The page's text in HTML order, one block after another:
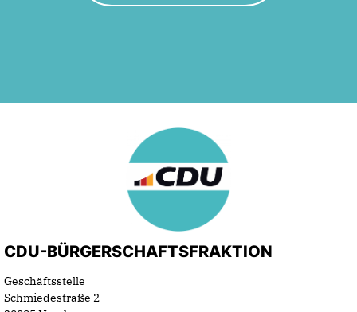
CDU-BÜRGERSCHAFTSFRAKTION
Geschäftsstelle
Schmiedestraße 2